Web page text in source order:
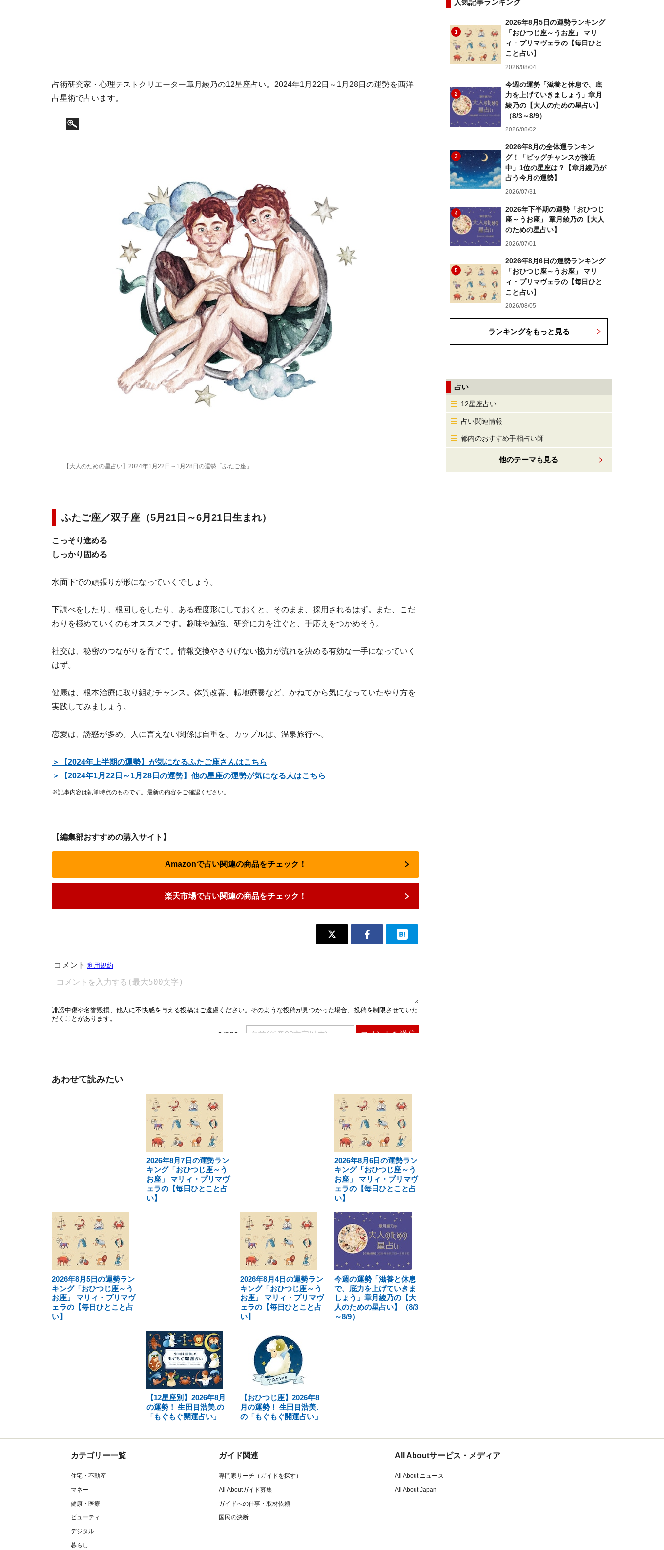
占術研究家・心理テストクリエーター章月綾乃の12星座占い。2024年1月22日～1月28日の運勢を西洋
占星術で占います。
【大人のための星占い】2024年1月22日～1月28日の運勢「ふたご座」
ふたご座／双子座（5月21日～6月21日生まれ）
こっそり進める
しっかり固める
水面下での頑張りが形になっていくでしょう。
下調べをしたり、根回しをしたり、ある程度形にしておくと、そのまま、採用されるはず。また、こだ
わりを極めていくのもオススメです。趣味や勉強、研究に力を注ぐと、手応えをつかめそう。
社交は、秘密のつながりを育てて。情報交換やさりげない協力が流れを決める有効な一手になっていく
はず。
健康は、根本治療に取り組むチャンス。体質改善、転地療養など、かねてから気になっていたやり方を
実践してみましょう。
恋愛は、誘惑が多め。人に言えない関係は自重を。カップルは、温泉旅行へ。
＞【2024年上半期の運勢】が気になるふたご座さんはこちら
＞【2024年1月22日～1月28日の運勢】他の星座の運勢が気になる人はこちら
※記事内容は執筆時点のものです。最新の内容をご確認ください。
【編集部おすすめの購入サイト】
Amazonで占い関連の商品をチェック！
楽天市場で占い関連の商品をチェック！
あわせて読みたい
2026年8月7日の運勢ラン
キング「おひつじ座～う
お座」 マリィ・プリマヴ
ェラの【毎日ひとこと占
い】
2026年8月6日の運勢ラン
キング「おひつじ座～う
お座」 マリィ・プリマヴ
ェラの【毎日ひとこと占
い】
2026年8月5日の運勢ラン
キング「おひつじ座～う
お座」 マリィ・プリマヴ
ェラの【毎日ひとこと占
い】
2026年8月4日の運勢ラン
キング「おひつじ座～う
お座」 マリィ・プリマヴ
ェラの【毎日ひとこと占
い】
今週の運勢「滋養と休息
で、底力を上げていきま
しょう」章月綾乃の【大
人のための星占い】（8/3
～8/9）
【12星座別】2026年8月
の運勢！ 生田目浩美.の
「もぐもぐ開運占い」
【おひつじ座】2026年8
月の運勢！ 生田目浩美.
の「もぐもぐ開運占い」
人気記事ランキング
1
2026年8月5日の運勢ランキング
「おひつじ座～うお座」 マリ
ィ・プリマヴェラの【毎日ひと
こと占い】
2026/08/04
2
今週の運勢「滋養と休息で、底
力を上げていきましょう」章月
綾乃の【大人のための星占い】
（8/3～8/9）
2026/08/02
3
2026年8月の全体運ランキン
グ！「ビッグチャンスが接近
中」1位の星座は？【章月綾乃が
占う今月の運勢】
2026/07/31
4
2026年下半期の運勢「おひつじ
座～うお座」 章月綾乃の【大人
のための星占い】
2026/07/01
5
2026年8月6日の運勢ランキング
「おひつじ座～うお座」 マリ
ィ・プリマヴェラの【毎日ひと
こと占い】
2026/08/05
ランキングをもっと見る
占い
12星座占い
占い関連情報
都内のおすすめ手相占い師
他のテーマも見る
カテゴリー一覧
住宅・不動産
マネー
健康・医療
ビューティ
デジタル
暮らし
ガイド関連
専門家サーチ（ガイドを探す）
All Aboutガイド募集
ガイドへの仕事・取材依頼
国民の決断
All Aboutサービス・メディア
All About ニュース
All About Japan